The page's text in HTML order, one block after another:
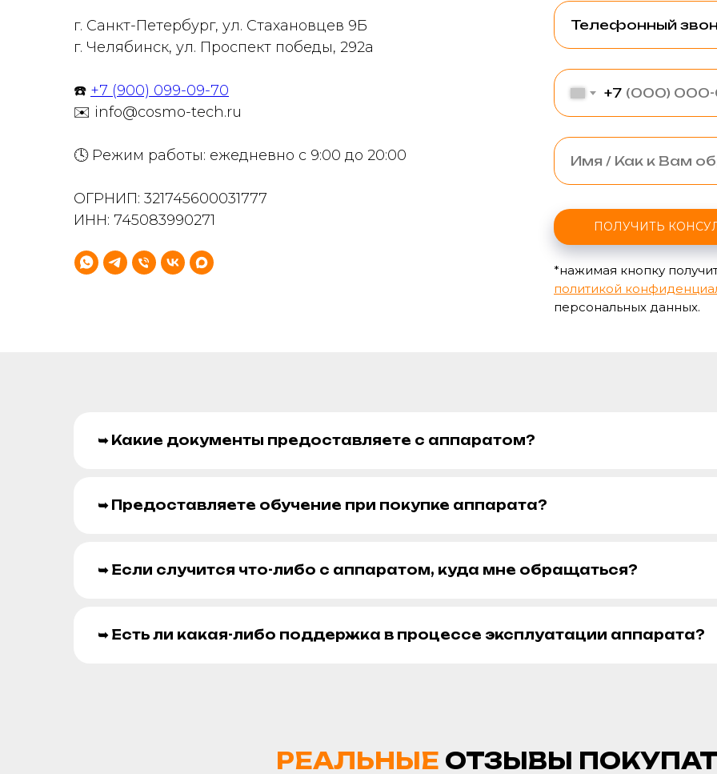
г. Санкт-Петербург, ул. Стахановцев 9Б
г. Челябинск, ул. Проспект победы, 292а
☎️ +7 (900) 099-09-70
✉️ info@cosmo-tech.ru
🕓 Режим работы: ежедневно с 9:00 до 20:00
ОГРНИП: 321745600031777
ИНН: 745083990271
+7
ПОЛУЧИТЬ
*нажимая кнопку
политикой
персональных данных.
➥ Какие документы предоставляете с аппаратом?
➥ Предоставляете обучение при покупке аппарата?
➥ Если случится что-либо с аппаратом, куда мне обращаться?
➥ Есть ли какая-либо поддержка в процессе эксплуатации аппарата?
РЕАЛЬНЫЕ ОТЗЫВЫ